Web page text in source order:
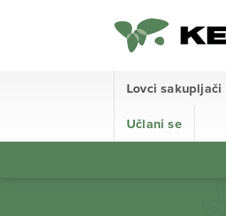
Lovci sakupljači
Učlani se